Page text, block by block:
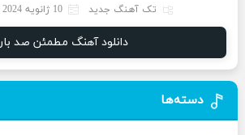
تک آهنگ جدید 10 ژانویه 2024
دانلود آهنگ مطمئن صد بار
دسته‌ها